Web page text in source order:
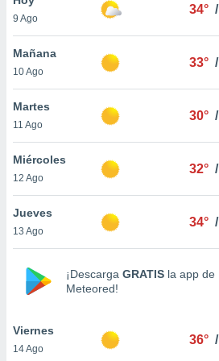
en
más
nuestra
de
aceptar
de
9 Ago
34° /
Mañana
10 Ago
33° /
Martes
11 Ago
30° /
Miércoles
12 Ago
32° /
Jueves
13 Ago
34° /
¡Descarga GRATIS la app de
Meteored!
Viernes
14 Ago
36° /